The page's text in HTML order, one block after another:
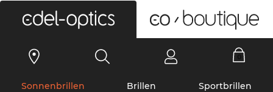
Sonnenbrillen Brillen Sportbrillen